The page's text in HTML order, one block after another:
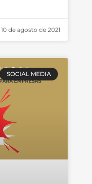
10 de agosto de 2021
SOCIAL MEDIA